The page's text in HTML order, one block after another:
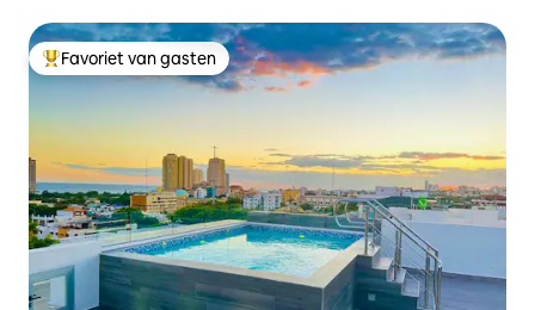
Topfavoriet van gasten
Favoriet van gasten